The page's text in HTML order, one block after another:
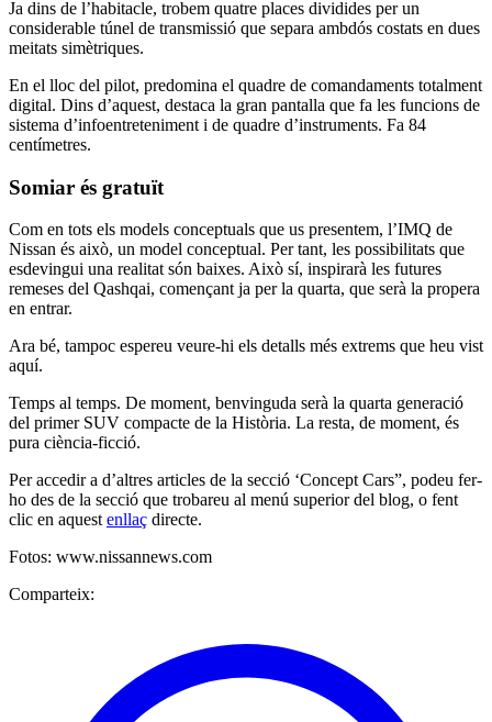
Ja dins de l’habitacle, trobem quatre places dividides per un
considerable túnel de transmissió que separa ambdós costats en dues
meitats simètriques.
En el lloc del pilot, predomina el quadre de comandaments totalment
digital. Dins d’aquest, destaca la gran pantalla que fa les funcions de
sistema d’infoentreteniment i de quadre d’instruments. Fa 84
centímetres.
Somiar és gratuït
Com en tots els models conceptuals que us presentem, l’IMQ de
Nissan és això, un model conceptual. Per tant, les possibilitats que
esdevingui una realitat són baixes. Això sí, inspirarà les futures
remeses del Qashqai, començant ja per la quarta, que serà la propera
en entrar.
Ara bé, tampoc espereu veure-hi els detalls més extrems que heu vist
aquí.
Temps al temps. De moment, benvinguda serà la quarta generació
del primer SUV compacte de la Història. La resta, de moment, és
pura ciència-ficció.
Per accedir a d’altres articles de la secció ‘Concept Cars”, podeu fer-
ho des de la secció que trobareu al menú superior del blog, o fent
clic en aquest enllaç directe.
Fotos: www.nissannews.com
Comparteix: